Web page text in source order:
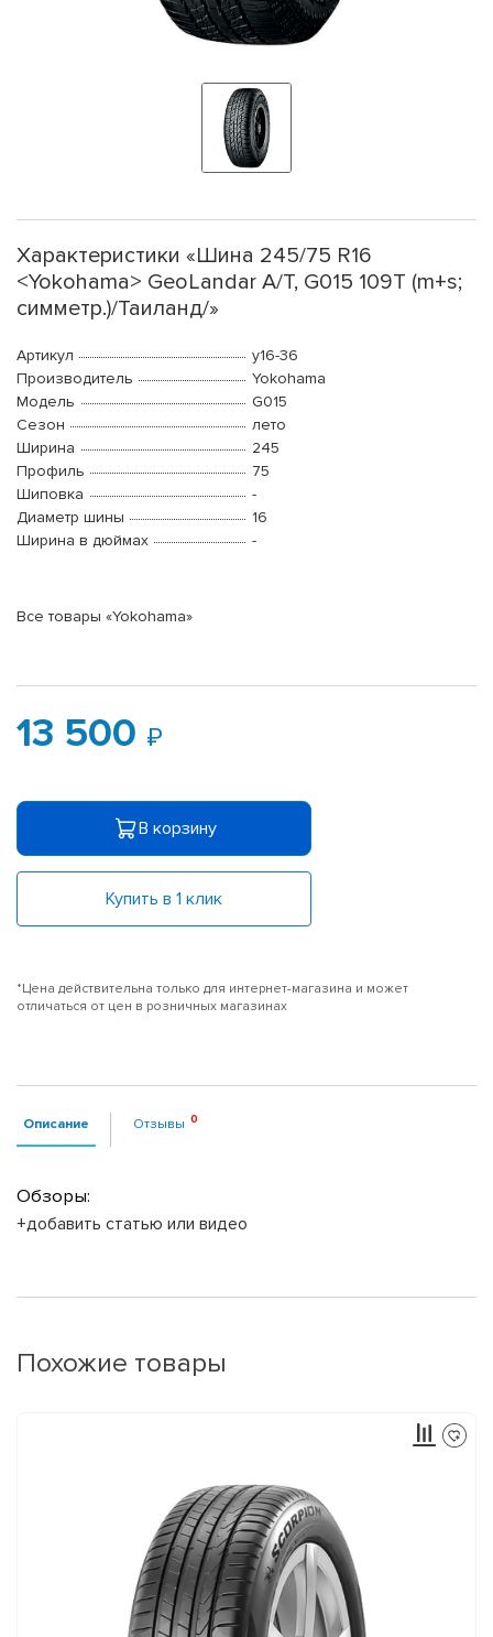
Характеристики «Шина 245/75 R16
<Yokohama> GeoLandar A/T, G015 109T (m+s;
симметр.)/Таиланд/»
Артикул
y16-36
Производитель
Yokohama
Модель
G015
Сезон
лето
Ширина
245
Профиль
75
Шиповка
-
Диаметр шины
16
Ширина в дюймах
-
Все товары «Yokohama»
13 500
В корзину
Купить в 1 клик
*Цена действительна только для интернет-магазина и может
отличаться от цен в розничных магазинах
Описание Отзывы
Обзоры:
+добавить статью или видео
Похожие товары